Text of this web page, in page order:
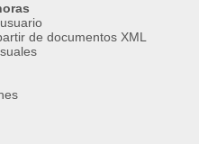
de documentos XML